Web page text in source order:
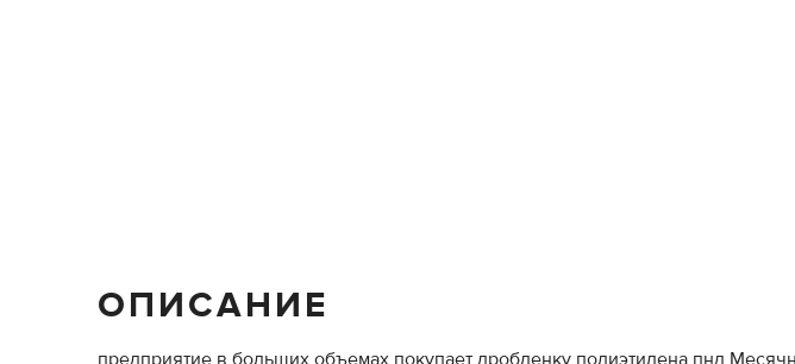
ОПИСАНИЕ
предприятие в больших объемах покупает дробленку полиэтилена пнд